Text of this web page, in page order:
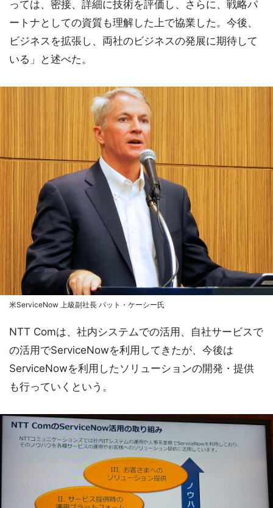
っては、密接、詳細に技術を評価し、さらに、戦略パ
ートナとしての資質も理解した上で協業した。今後、
ビジネスを拡張し、両社のビジネスの発展に期待して
いる」と述べた。
米ServiceNow 上級副社長 パット・ケーシー氏
NTT Comは、社内システムでの活用、自社サービスで
の活用でServiceNowを利用してきたが、今後は
ServiceNowを利用したソリューションの開発・提供
も行っていくという。